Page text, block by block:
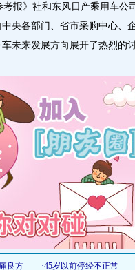
》社和东风日产乘用车公
央各部门、省市采购中心、
未来发展方向展开了热烈的讨